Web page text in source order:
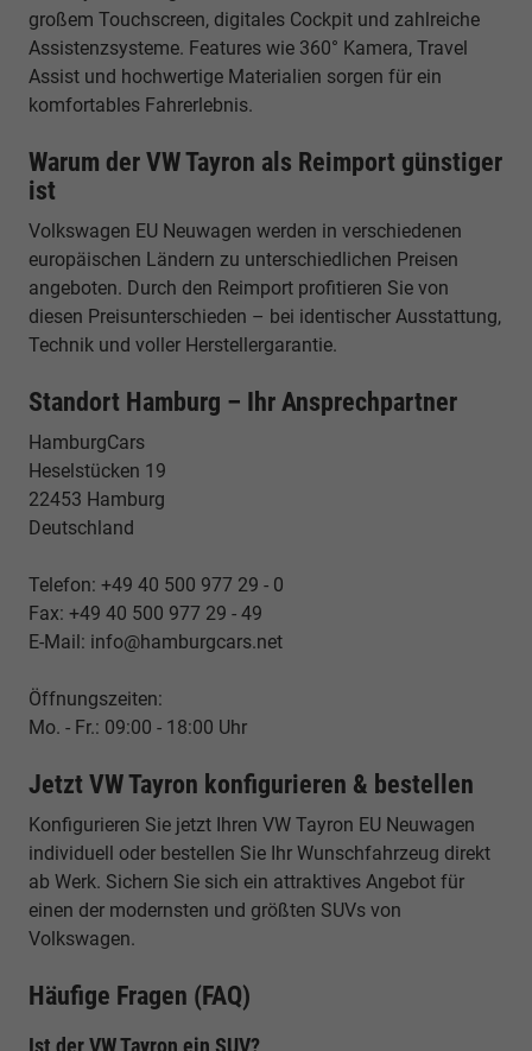
großem Touchscreen, digitales Cockpit und zahlreiche
Assistenzsysteme. Features wie 360° Kamera, Travel
Assist und hochwertige Materialien sorgen für ein
komfortables Fahrerlebnis.
Warum der VW Tayron als Reimport günstiger
ist
Volkswagen EU Neuwagen werden in verschiedenen
europäischen Ländern zu unterschiedlichen Preisen
angeboten. Durch den Reimport profitieren Sie von
diesen Preisunterschieden – bei identischer Ausstattung,
Technik und voller Herstellergarantie.
Standort Hamburg – Ihr Ansprechpartner
HamburgCars
Heselstücken 19
22453 Hamburg
Deutschland
Telefon: +49 40 500 977 29 - 0
Fax: +49 40 500 977 29 - 49
E-Mail: info@hamburgcars.net
Öffnungszeiten:
Mo. - Fr.: 09:00 - 18:00 Uhr
Jetzt VW Tayron konfigurieren & bestellen
Konfigurieren Sie jetzt Ihren VW Tayron EU Neuwagen
individuell oder bestellen Sie Ihr Wunschfahrzeug direkt
ab Werk. Sichern Sie sich ein attraktives Angebot für
einen der modernsten und größten SUVs von
Volkswagen.
Häufige Fragen (FAQ)
Ist der VW Tayron ein SUV?